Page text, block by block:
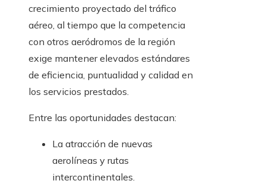
crecimiento proyectado del tráfico
aéreo, al tiempo que la competencia
con otros aeródromos de la región
exige mantener elevados estándares
de eficiencia, puntualidad y calidad en
los servicios prestados.
Entre las oportunidades destacan:
La atracción de nuevas
aerolíneas y rutas
intercontinentales.